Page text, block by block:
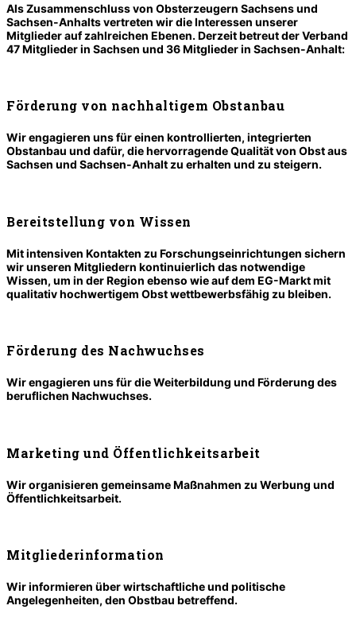
Als Zusammenschluss von Obsterzeugern Sachsens und
Sachsen-Anhalts vertreten wir die Interessen unserer
Mitglieder auf zahlreichen Ebenen. Derzeit betreut der Verband
47 Mitglieder in Sachsen und 36 Mitglieder in Sachsen-Anhalt:
Förderung von nachhaltigem Obstanbau
Wir engagieren uns für einen kontrollierten, integrierten
Obstanbau und dafür, die hervorragende Qualität von Obst aus
Sachsen und Sachsen-Anhalt zu erhalten und zu steigern.
Bereitstellung von Wissen
Mit intensiven Kontakten zu Forschungseinrichtungen sichern
wir unseren Mitgliedern kontinuierlich das notwendige
Wissen, um in der Region ebenso wie auf dem EG-Markt mit
qualitativ hochwertigem Obst wettbewerbsfähig zu bleiben.
Förderung des Nachwuchses
Wir engagieren uns für die Weiterbildung und Förderung des
beruflichen Nachwuchses.
Marketing und Öffentlichkeitsarbeit
Wir organisieren gemeinsame Maßnahmen zu Werbung und
Öffentlichkeitsarbeit.
Mitgliederinformation
Wir informieren über wirtschaftliche und politische
Angelegenheiten, den Obstbau betreffend.